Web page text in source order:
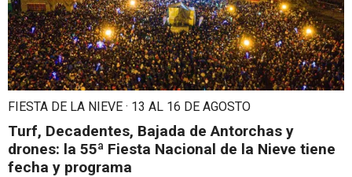
FIESTA DE LA NIEVE · 13 AL 16 DE AGOSTO
Turf, Decadentes, Bajada de Antorchas y
drones: la 55ª Fiesta Nacional de la Nieve tiene
fecha y programa